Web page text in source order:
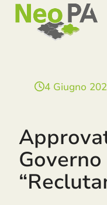
SkipOpen
mobile
menu
Close
mobile
menu
4 Giugno